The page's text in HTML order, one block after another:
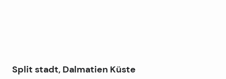
Split stadt, Dalmatien Küste